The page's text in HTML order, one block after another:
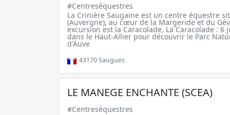
#Centreséquestres
La Crinière Saugaine est un centre équestre
(Auvergne), au cœur de la Margeride et du
excursion est la Caracolade, La Caracolade : 6
dans le Haut-Allier pour découvrir le Parc
d'Auve
43170Saugues
LE MANEGE ENCHANTE (SCEA)
#Centreséquestres